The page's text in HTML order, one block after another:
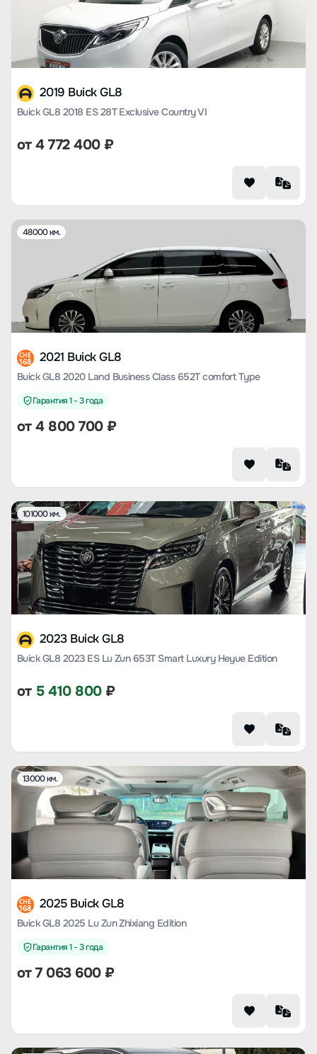
2019 Buick GL8
Buick GL8 2018 ES 28T Exclusive Country VI
от4 772 400₽
48000 км.
CHE
168 2021 Buick GL8
Buick GL8 2020 Land Business Class 652T comfort Type
Гарантия 1 - 3 года
от4 800 700₽
101000 км.
2023 Buick GL8
Buick GL8 2023 ES Lu Zun 653T Smart Luxury Heyue Edition
от 5 410 800₽
13000 км.
CHE
168 2025 Buick GL8
Buick GL8 2025 Lu Zun Zhixiang Edition
Гарантия 1 - 3 года
от7 063 600₽